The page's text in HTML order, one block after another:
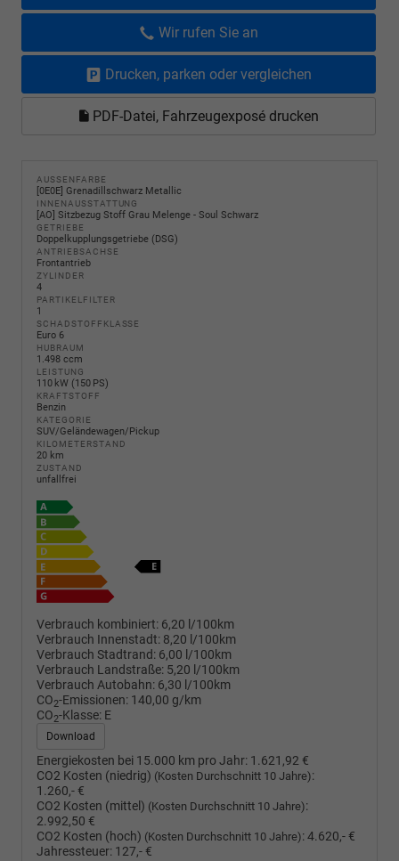
Wir rufen Sie an
Drucken, parken oder vergleichen
PDF-Datei, Fahrzeugexposé drucken
AUSSENFARBE
[0E0E] Grenadillschwarz Metallic
INNENAUSSTATTUNG
[AO] Sitzbezug Stoff Grau Melenge - Soul Schwarz
GETRIEBE
Doppelkupplungsgetriebe (DSG)
ANTRIEBSACHSE
Frontantrieb
ZYLINDER
4
PARTIKELFILTER
1
SCHADSTOFFKLASSE
Euro 6
HUBRAUM
1.498 ccm
LEISTUNG
110 kW (150 PS)
KRAFTSTOFF
Benzin
KATEGORIE
SUV/Geländewagen/Pickup
KILOMETERSTAND
20 km
ZUSTAND
unfallfrei
Verbrauch kombiniert: 6,20 l/100km
Verbrauch Innenstadt: 8,20 l/100km
Verbrauch Stadtrand: 6,00 l/100km
Verbrauch Landstraße: 5,20 l/100km
Verbrauch Autobahn: 6,30 l/100km
CO2-Emissionen: 140,00 g/km
CO2-Klasse: E
Download
Energiekosten bei 15.000 km pro Jahr: 1.621,92 €
CO2 Kosten (niedrig) (Kosten Durchschnitt 10 Jahre):
1.260,- €
CO2 Kosten (mittel) (Kosten Durchschnitt 10 Jahre):
2.992,50 €
CO2 Kosten (hoch) (Kosten Durchschnitt 10 Jahre):4.620,- €
Jahressteuer: 127,- €